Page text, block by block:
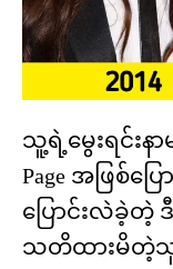
သူ့ရဲ့မွေးရင်းနာ
Page အဖြစ်
ပြောင်းလဲခဲ့တဲ့
သတိထားမိတဲ့